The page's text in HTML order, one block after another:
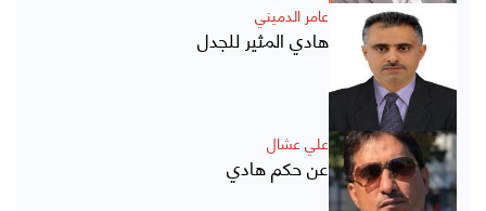
عامر الدميني
هادي المثير للجدل
علي عشال
عن حكم هادي